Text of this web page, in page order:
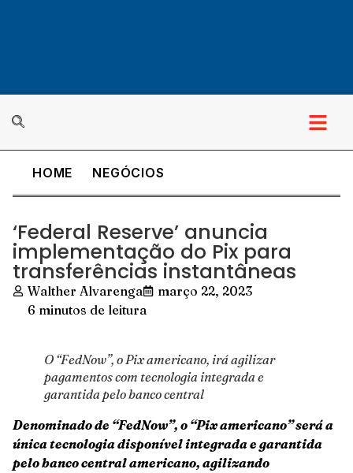
HOME NEGÓCIOS
‘Federal Reserve’ anuncia
implementação do Pix para
transferências instantâneas
Walther Alvarenga
março 22, 2023
6 minutos de leitura
O “FedNow”, o Pix americano, irá agilizar
pagamentos com tecnologia integrada e
garantida pelo banco central
Denominado de “FedNow”, o “Pix americano” será a
única tecnologia disponível integrada e garantida
pelo banco central americano, agilizando